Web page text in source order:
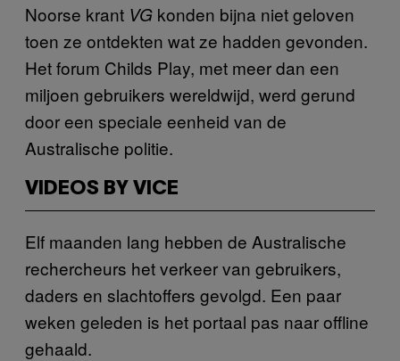
Noorse krant VG konden bijna niet geloven
toen ze ontdekten wat ze hadden gevonden.
Het forum Childs Play, met meer dan een
miljoen gebruikers wereldwijd, werd gerund
door een speciale eenheid van de
Australische politie.
VIDEOS BY VICE
Elf maanden lang hebben de Australische
rechercheurs het verkeer van gebruikers,
daders en slachtoffers gevolgd. Een paar
weken geleden is het portaal pas naar offline
gehaald.